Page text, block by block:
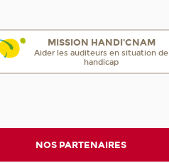
MISSION HANDI'CNAM
Aider les auditeurs en situation de
handicap
NOS PARTENAIRES